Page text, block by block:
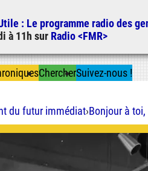
: Le programme radio des
à 11h sur Radio <FMR>
iquesChercherSuivez-nous !
du futur immédiat›Bonjour à